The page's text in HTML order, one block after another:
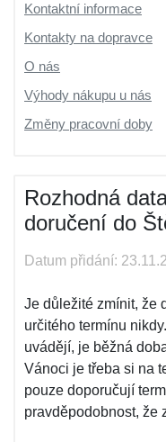
Kontaktní informace
Kontakty na dopravce
O nás
Výhody nákupu u nás
Změny pracovní doby
Rozhodná
doručení do
Datum přidání:
Je důležité zmínit, že
určitého termínu
uvádějí, je běžná
Vánoci je třeba si na
pouze doporučují
pravděpodobnost, že